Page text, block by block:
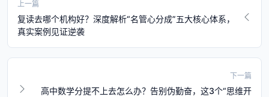
上一篇
复读去哪个机构好？深度解析“名管心分成”五大核心体系，
真实案例见证逆袭
下一篇
高中数学分提不上去怎么办？告别伪勤奋，这3个“思维开